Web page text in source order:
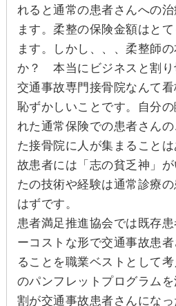
れると通常の患者さんへの
ます。柔整の保険金額はと
ます。しかし、、、柔整師
か？ 本当にビジネスと割り
交通事故専門接骨院なんて看
恥ずかしいことです。自分の
れた通常保険での患者さん
た接骨院に人が集まること
故患者には「志の貧乏神」
たの技術や経験は通常診療
はずです。
患者満足推進協会では既存
ーコストな形で交通事故患
ることを職業ベストとして
のパンフレットプログラム
割が交通事故患者さんにな